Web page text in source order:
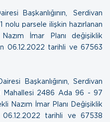
Başkanlığının, Serdivan
parsele ilişkin hazırlanan
İmar Planı değişiklik
06.12.2022 tarihli ve 67563
Başkanlığının, Serdivan
Mahallesi 2486 Ada 96 - 97
Nazım İmar Planı Değişiklik
06.12.2022 tarihli ve 67538